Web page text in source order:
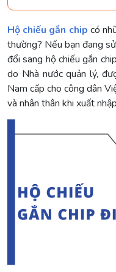
Hộ chiếu gắn chip có
thường? Nếu bạn đang
đổi sang hộ chiếu gắn
do Nhà nước quản lý,
Nam cấp cho công dân
và nhân thân khi xuất